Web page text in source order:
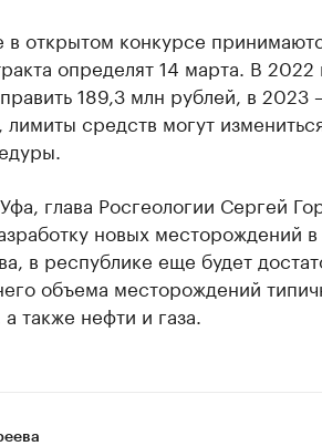
в открытом конкурсе
определят 14 марта. В
189,3 млн рублей, в
средств могут
глава Росгеологии Сергей
новых месторождений
в республике еще будет
объема месторождений
также нефти и газа.